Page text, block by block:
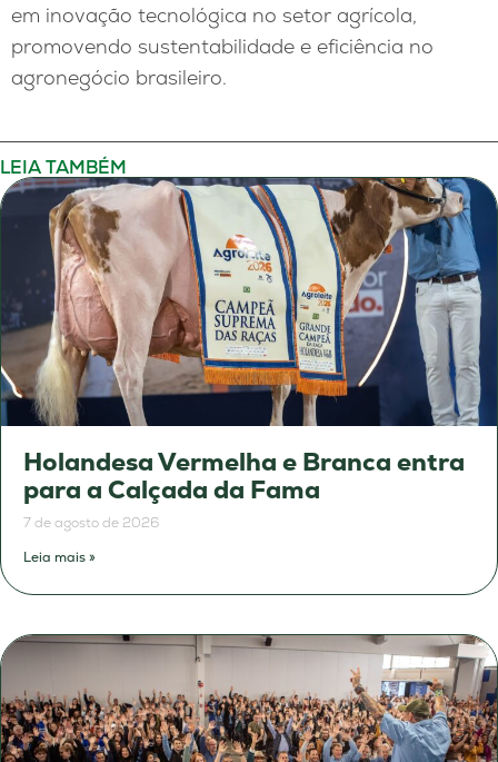
em inovação tecnológica no setor agrícola,
promovendo sustentabilidade e eficiência no
agronegócio brasileiro.
LEIA TAMBÉM
Holandesa Vermelha e Branca entra
para a Calçada da Fama
7 de agosto de 2026
Leia mais »